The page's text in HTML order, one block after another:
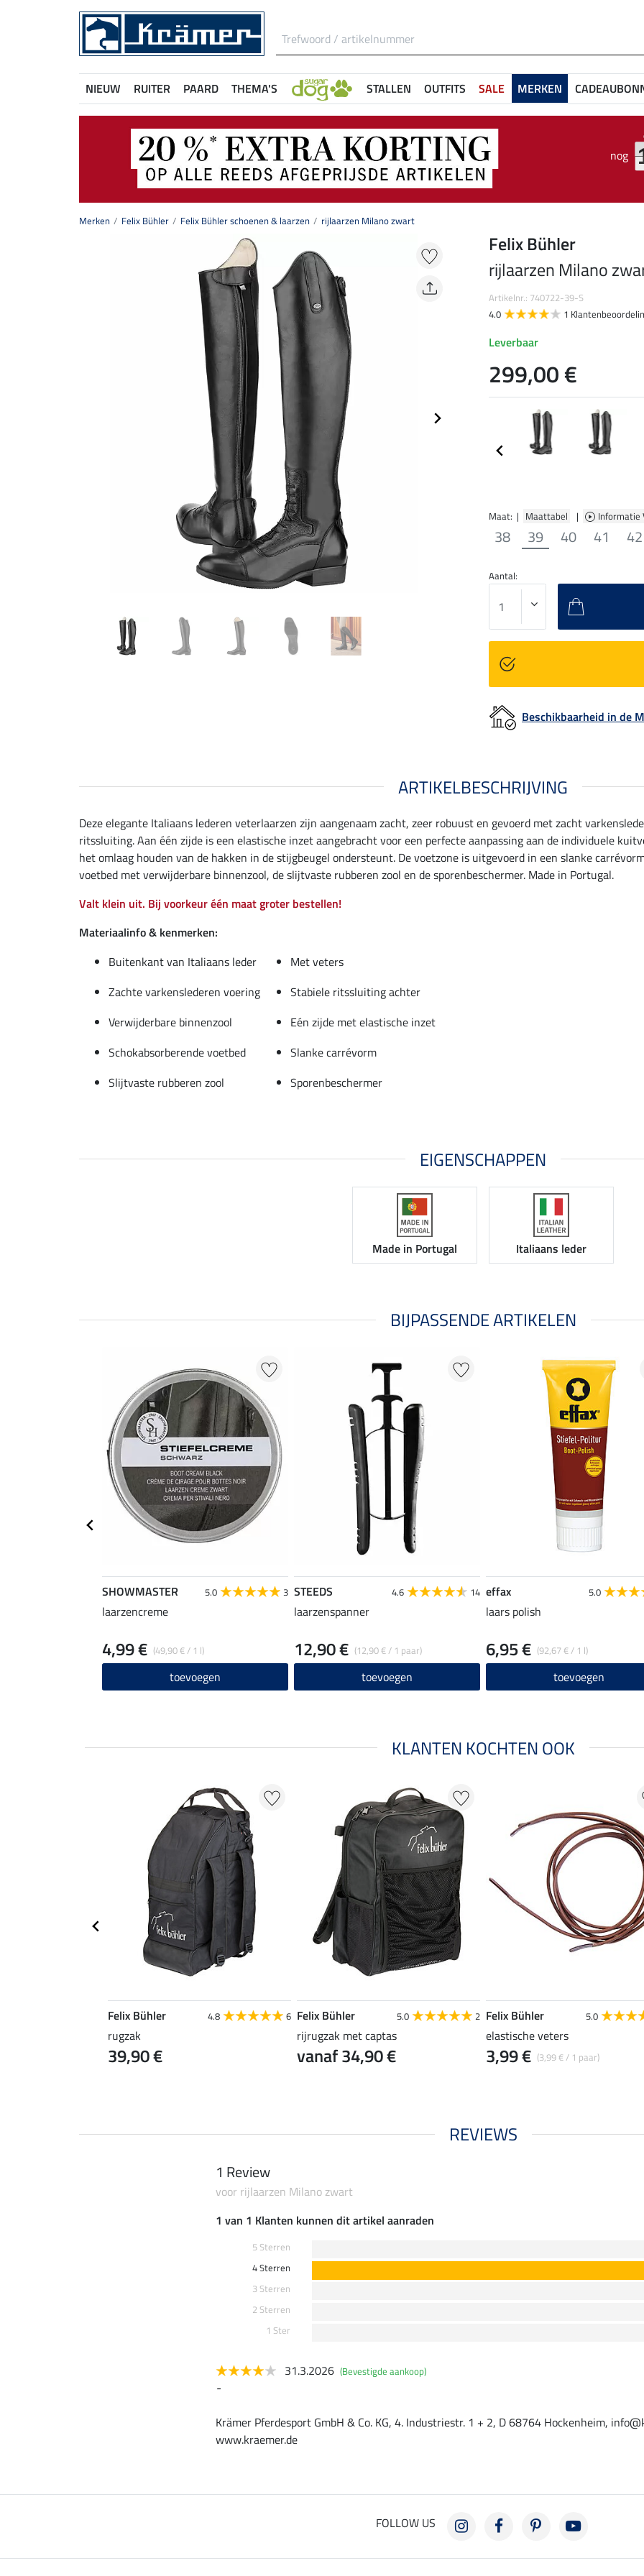
NIEUW RUITER PAARD THEMA'S STALLEN OUTFITS SALE MERKEN
nog
Merken Felix Bühler Felix Bühler schoenen & laarzen rijlaarzen Milano zwart
Maat: | Maattabel | Informatie
38 39 40 41 42
Felix Bühler
rijlaarzen Milano
Artikelnr.: 740722-39-S
4.0
1
Leverbaar
299,00 €
Aantal:
Beschikbaarheid in de
ARTIKELBESCHRIJVING
Deze elegante Italiaans lederen veterlaarzen zijn aangenaam zacht, zeer robuust en gevoerd met zacht
ritssluiting. Aan één zijde is een elastische inzet aangebracht voor een perfecte aanpassing aan de individuele
het omlaag houden van de hakken in de stijgbeugel ondersteunt. De voetzone is uitgevoerd in een slanke
voetbed met verwijderbare binnenzool, de slijtvaste rubberen zool en de sporenbeschermer. Made in Portugal.
Valt klein uit. Bij voorkeur één maat groter bestellen!
Materiaalinfo & kenmerken:
Buitenkant van Italiaans leder
Met veters
Zachte varkenslederen voering
Stabiele ritssluiting achter
Verwijderbare binnenzool
Eén zijde met elastische inzet
Schokabsorberende voetbed
Slanke carrévorm
Slijtvaste rubberen zool
Sporenbeschermer
EIGENSCHAPPEN
Made in Portugal Italiaans leder
BIJPASSENDE ARTIKELEN
SHOWMASTER 5.0 3
laarzencreme
(49,90 € / 1 l)
4,99 €
toevoegen
STEEDS 4.6 14
laarzenspanner
(12,90 € / 1 paar)
12,90 €
toevoegen
effax 5.0
laars polish
(92,67 € / 1 l)
6,95 €
toevoegen
KLANTEN KOCHTEN OOK
Felix Bühler 4.8 6
rugzak
39,90 €
Felix Bühler 5.0 2
rijrugzak met captas
vanaf 34,90 €
Felix Bühler 5.0
elastische veters
(3,99 € / 1 paar)
3,99 €
REVIEWS
1 Review
voor rijlaarzen Milano zwart
1 van 1 Klanten kunnen dit artikel aanraden
5 Sterren
4 Sterren
3 Sterren
2 Sterren
1 Ster
31.3.2026 (Bevestigde aankoop)
-
Krämer Pferdesport GmbH & Co. KG, 4. Industriestr. 1 + 2, D 68764 Hockenheim,
www.kraemer.de
FOLLOW US